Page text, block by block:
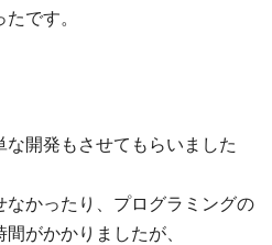
です。
開発もさせてもらいました
かったり、プログラミングの
がかかりましたが、